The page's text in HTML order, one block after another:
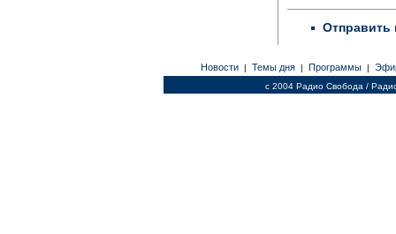
Отправить
Новости | Темы дня | Программы |
c 2004 Радио Свобода /